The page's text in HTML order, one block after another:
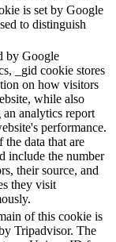
is set by Google
to distinguish
by Google
_gid cookie stores
on how visitors
while also
an analytics report
performance.
the data that are
include the number
their source, and
they visit
of this cookie is
Tripadvisor. The